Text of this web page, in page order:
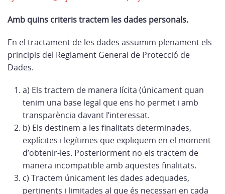
Amb quins criteris tractem les dades personals.
En el tractament de les dades assumim plenament els
principis del Reglament General de Protecció de
Dades.
a) Els tractem de manera lícita (únicament quan
tenim una base legal que ens ho permet i amb
transparència davant l’interessat.
b) Els destinem a les finalitats determinades,
explícites i legítimes que expliquem en el moment
d’obtenir-les. Posteriorment no els tractem de
manera incompatible amb aquestes finalitats.
c) Tractem únicament les dades adequades,
pertinents i limitades al que és necessari en cada